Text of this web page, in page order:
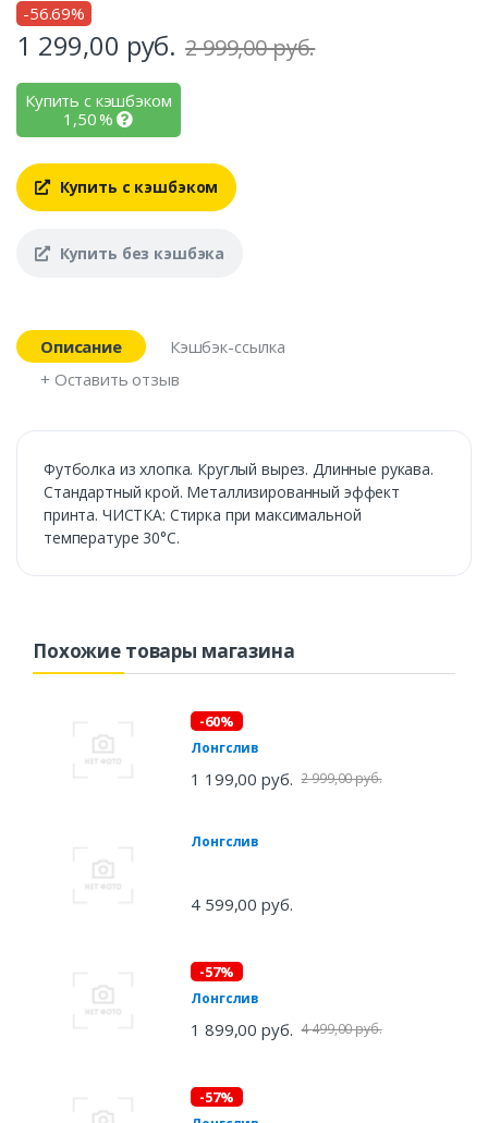
-56.69%
1 299,00 руб. 2 999,00 руб.
Купить с кэшбэком
1,50%
Купить с кэшбэком
Купить без кэшбэка
Описание
Кэшбэк-ссылка
+ Оставить отзыв
Футболка из хлопка. Круглый вырез. Длинные рукава.
Стандартный крой. Металлизированный эффект
принта. ЧИСТКА: Стирка при максимальной
температуре 30°C.
Похожие товары магазина
-60%
Лонгслив
1 199,00 руб. 2 999,00 руб.
Лонгслив
4 599,00 руб.
-57%
Лонгслив
1 899,00 руб. 4 499,00 руб.
-57%